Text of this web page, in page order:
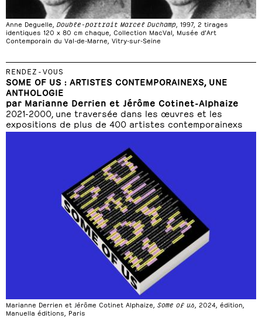
Anne Deguelle, Double-portrait Marcel Duchamp, 1997, 2 tirages
identiques 120 x 80 cm chaque, Collection MacVal, Musée d’Art
Contemporain du Val-de-Marne, Vitry-sur-Seine
RENDEZ-VOUS
SOME OF US : ARTISTES CONTEMPORAINEXS, UNE
ANTHOLOGIE
par Marianne Derrien et Jérôme Cotinet-Alphaize
2021-2000, une traversée dans les œuvres et les
expositions de plus de 400 artistes contemporainexs
Marianne Derrien et Jérôme Cotinet Alphaize, Some of us , 2024, édition,
Manuella éditions, Paris